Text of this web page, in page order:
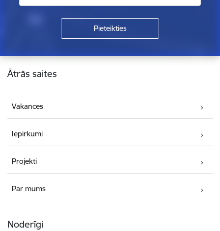
Kājene
Ātrās saites
Vakances
Iepirkumi
Projekti
Par mums
Noderīgi